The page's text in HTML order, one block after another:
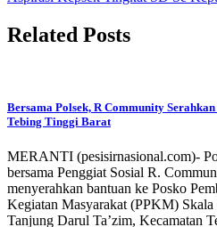
Related Posts
Bersama Polsek, R Community
Tebing Tinggi Barat
MERANTI (pesisirnasional.com)-
bersama Penggiat Sosial R.
menyerahkan bantuan ke Posko
Kegiatan Masyarakat (PPKM)
Tanjung Darul Ta’zim, Kecamatan